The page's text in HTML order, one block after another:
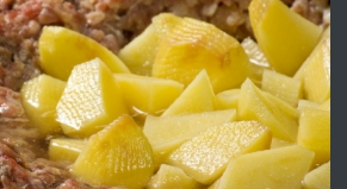
преди 5 дни
гараж под наем
преди 5 дни